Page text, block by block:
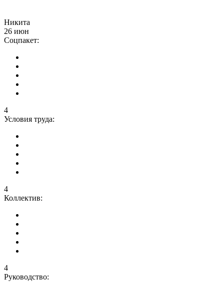
Никита
26 июн
Соцпакет:
4
Условия труда:
4
Коллектив:
4
Руководство: